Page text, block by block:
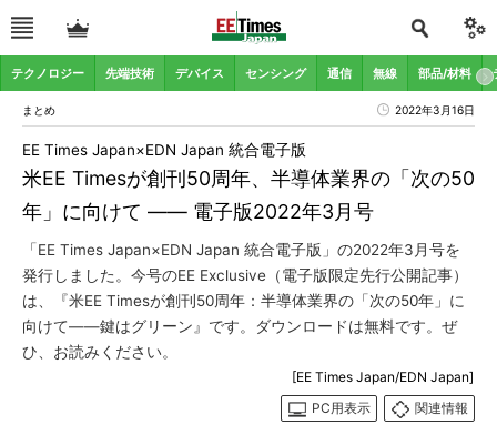
テクノロジー 先端技術 デバイス センシング 通信 無線 部品/材料
まとめ 2022年3月16日
米EE Timesが創刊50周年、半導体業界の「次の50
年」に向けて ―― 電子版2022年3月号
EE Times Japan×EDN Japan 統合電子版
「EE Times Japan×EDN Japan 統合電子版」の2022年3月号を
発行しました。今号のEE Exclusive（電子版限定先行公開記事）
は、『米EE Timesが創刊50周年：半導体業界の「次の50年」に
向けて――鍵はグリーン』です。ダウンロードは無料です。ぜ
ひ、お読みください。
[EE Times Japan/EDN Japan]
PC用表示
関連情報